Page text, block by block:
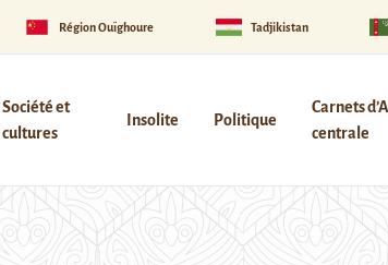
Région Ouïghoure Tadjikistan
Société et
cultures
Insolite Politique
Carnets
centrale